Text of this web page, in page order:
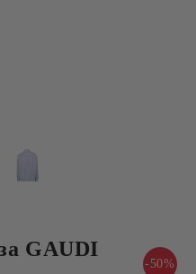
GAUDI
-50%